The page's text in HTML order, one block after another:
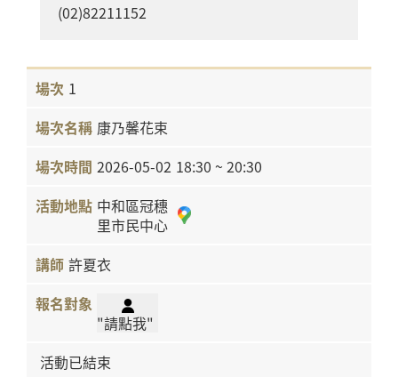
(02)82211152
1
康乃馨花束
2026-05-02 18:30 ~ 20:30
中和區冠穗
里市民中心
許夏衣
"請點我"
活動已結束